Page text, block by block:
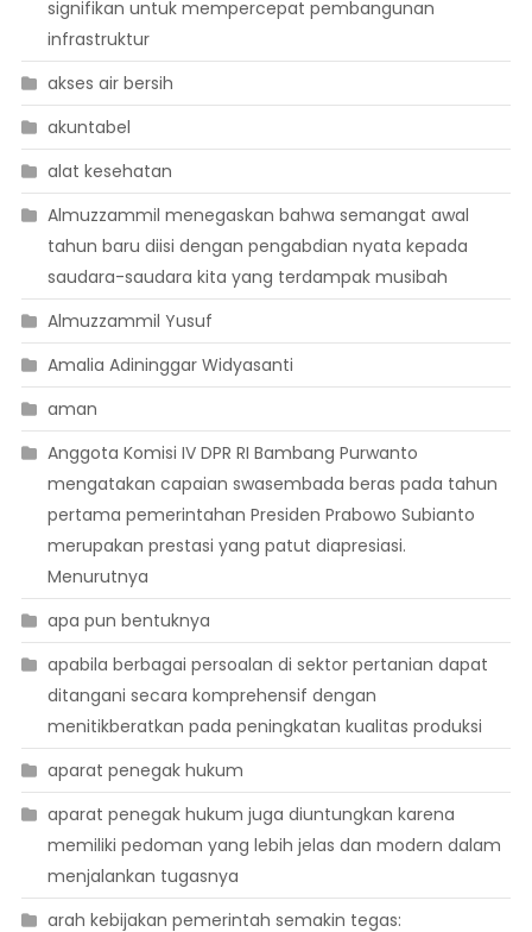
signifikan untuk mempercepat pembangunan
infrastruktur
akses air bersih
akuntabel
alat kesehatan
Almuzzammil menegaskan bahwa semangat awal
tahun baru diisi dengan pengabdian nyata kepada
saudara-saudara kita yang terdampak musibah
Almuzzammil Yusuf
Amalia Adininggar Widyasanti
aman
Anggota Komisi IV DPR RI Bambang Purwanto
mengatakan capaian swasembada beras pada tahun
pertama pemerintahan Presiden Prabowo Subianto
merupakan prestasi yang patut diapresiasi.
Menurutnya
apa pun bentuknya
apabila berbagai persoalan di sektor pertanian dapat
ditangani secara komprehensif dengan
menitikberatkan pada peningkatan kualitas produksi
aparat penegak hukum
aparat penegak hukum juga diuntungkan karena
memiliki pedoman yang lebih jelas dan modern dalam
menjalankan tugasnya
arah kebijakan pemerintah semakin tegas: